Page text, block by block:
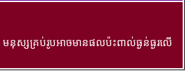
មនុស្សគ្រប់រូបអាចមានផលប៉ះពាល់ធ្ងន់ធ្ងរលើ